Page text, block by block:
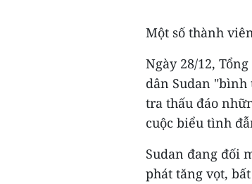
Một số thành
Ngày 28/12,
dân Sudan
tra thấu đáo
cuộc biểu tình
Sudan đang đối
phát tăng vọt,